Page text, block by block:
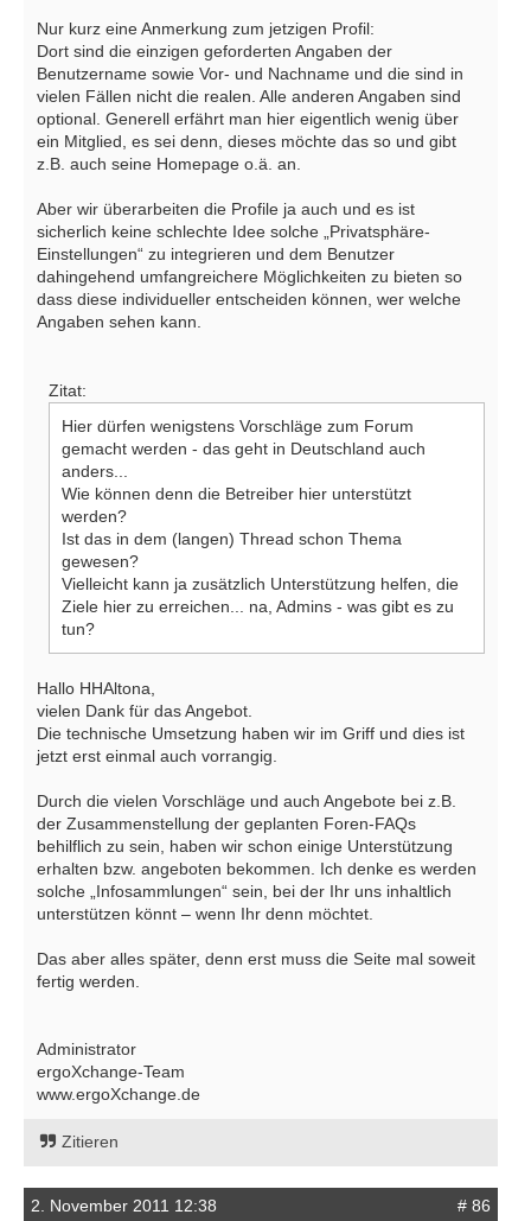
Nur kurz eine Anmerkung zum jetzigen Profil:
Dort sind die einzigen geforderten Angaben der
Benutzername sowie Vor- und Nachname und die sind in
vielen Fällen nicht die realen. Alle anderen Angaben sind
optional. Generell erfährt man hier eigentlich wenig über
ein Mitglied, es sei denn, dieses möchte das so und gibt
z.B. auch seine Homepage o.ä. an.
Aber wir überarbeiten die Profile ja auch und es ist
sicherlich keine schlechte Idee solche „Privatsphäre-
Einstellungen“ zu integrieren und dem Benutzer
dahingehend umfangreichere Möglichkeiten zu bieten so
dass diese individueller entscheiden können, wer welche
Angaben sehen kann.
Zitat:
Hier dürfen wenigstens Vorschläge zum Forum
gemacht werden - das geht in Deutschland auch
anders...
Wie können denn die Betreiber hier unterstützt
werden?
Ist das in dem (langen) Thread schon Thema
gewesen?
Vielleicht kann ja zusätzlich Unterstützung helfen, die
Ziele hier zu erreichen... na, Admins - was gibt es zu
tun?
Hallo HHAltona,
vielen Dank für das Angebot.
Die technische Umsetzung haben wir im Griff und dies ist
jetzt erst einmal auch vorrangig.
Durch die vielen Vorschläge und auch Angebote bei z.B.
der Zusammenstellung der geplanten Foren-FAQs
behilflich zu sein, haben wir schon einige Unterstützung
erhalten bzw. angeboten bekommen. Ich denke es werden
solche „Infosammlungen“ sein, bei der Ihr uns inhaltlich
unterstützen könnt – wenn Ihr denn möchtet.
Das aber alles später, denn erst muss die Seite mal soweit
fertig werden.
Administrator
ergoXchange-Team
www.ergoXchange.de
Zitieren
2. November 2011 12:38
# 86